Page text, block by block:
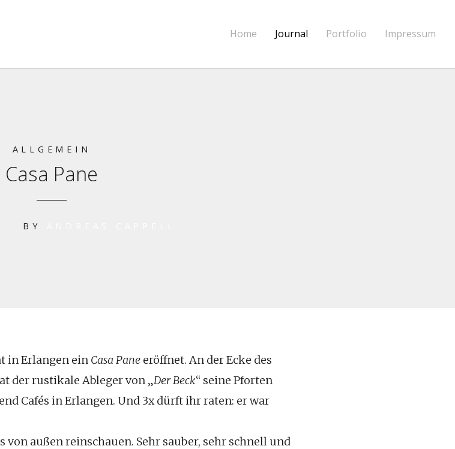
Home Journal Portfolio Impressum
ALLGEMEIN
Casa Pane
BY
inErlangen ein Casa Pane eröffnet. An der Ecke des
der rustikale Ableger von „Der Beck“ seine Pforten
Cafés in Erlangen. Und 3x dürft ihr raten: er war
außen reinschauen. Sehr sauber, sehr schnell und